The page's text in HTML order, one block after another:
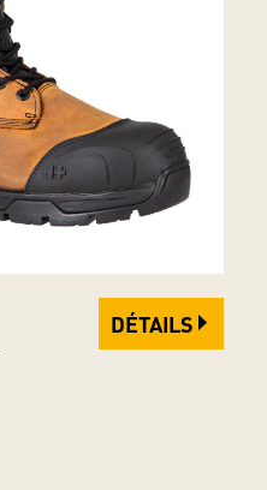
DÉTAILS